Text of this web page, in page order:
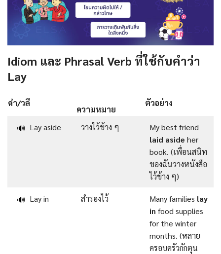
Idiom และ Phrasal Verb ที่ใช้กับคำว่า
Lay
คำ/วลี
ความหมาย
ตัวอย่าง
🔊 Lay aside วางไว้ข้าง ๆ
My best friend
laid aside her
book. (เพื่อนสนิท
ของฉันวางหนังสือ
ไว้ข้าง ๆ)
🔊 Lay in สำรองไว้ Many families lay
in food supplies
for the winter
months. (หลาย
ครอบครัวกักตุน